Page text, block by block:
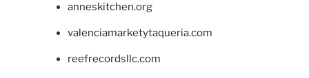
anneskitchen.org
valenciamarketytaqueria.com
reefrecordsllc.com